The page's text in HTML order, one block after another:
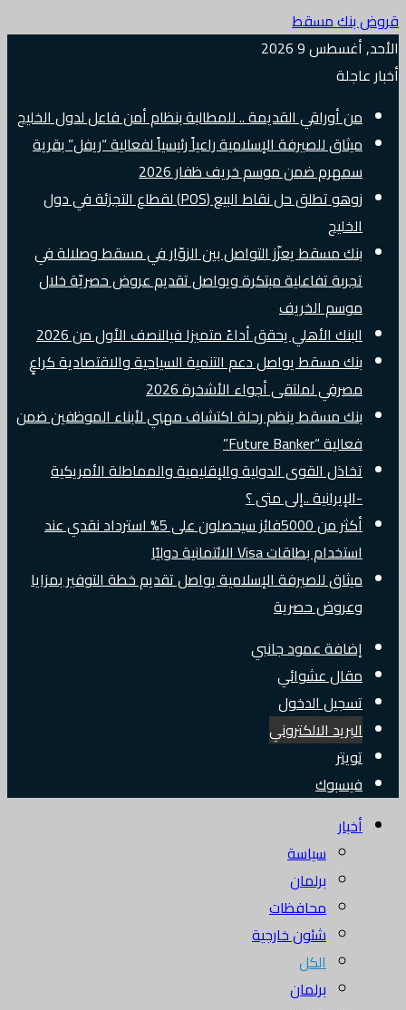
قروض بنك مسقط
الأحد, أغسطس 9 2026
أخبار عاجلة
من أوراقي القديمة .. للمطالبة بنظام أمن فاعل لدول الخليج
ميثاق للصيرفة الإسلامية راعياً رئيسياً لفعالية “ريفل” بقرية
سمهرم ضمن موسم خريف ظفار 2026
زوهو تطلق حل نقاط البيع (POS) لقطاع التجزئة في دول
الخليج
بنك مسقط يعزّز التواصل بين الزوّار في مسقط وصلالة في
تجربة تفاعلية مبتكرة ويواصل تقديم عروض حصريّة خلال
موسم الخريف
البنك الأهلي يحقق أداءً متميزا فيالنصف الأول من 2026
بنك مسقط يواصل دعم التنمية السياحية والاقتصادية كراعٍ
مصرفي لملتقى أجواء الأشخرة 2026
بنك مسقط ينظم رحلة اكتشاف مهني لأبناء الموظفين ضمن
فعالية “Future Banker”
تخاذل القوى الدولية والإقليمية والمماطلة الأمريكية
-الإيرانية ..إلى متى ؟
أكثر من 5000فائز سيحصلون على 5% استرداد نقدي عند
استخدام بطاقات Visa الائتمانية دوليًا
ميثاق للصيرفة الإسلامية يواصل تقديم خطة التوفير بمزايا
وعروض حصرية
إضافة عمود جانبي
مقال عشوائي
تسجيل الدخول
البريد الالكتروني
تويتر
فيسبوك
أخبار
سياسة
برلمان
محافظات
شئون خارجية
الكل
برلمان